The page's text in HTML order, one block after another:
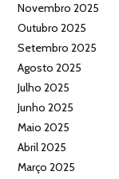
Novembro 2025
Outubro 2025
Setembro 2025
Agosto 2025
Julho 2025
Junho 2025
Maio 2025
Abril 2025
Março 2025